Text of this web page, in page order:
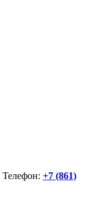
Телефон: +7 (861)